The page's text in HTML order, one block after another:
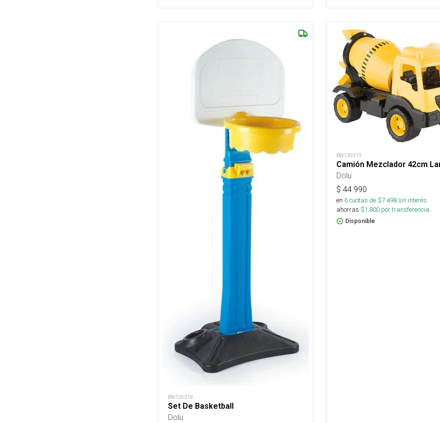
BW120319
Set De Basketball
Dolu
BW130313
Camión Mezclador 42cm
Dolu
$ 44.990
en 6cuotas de $7.498sin interés
ahorras $1.800por transferencia.
Disponible